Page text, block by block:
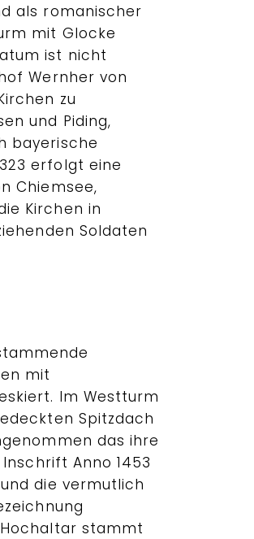
als romanischer
mit Glocke
ist nicht
Wernher von
zu
und Piding,
bayerische
erfolgt eine
Chiemsee,
Kirchen in
Soldaten
mit
Im Westturm
Spitzdach
das ihre
Anno 1453
die vermutlich
stammt